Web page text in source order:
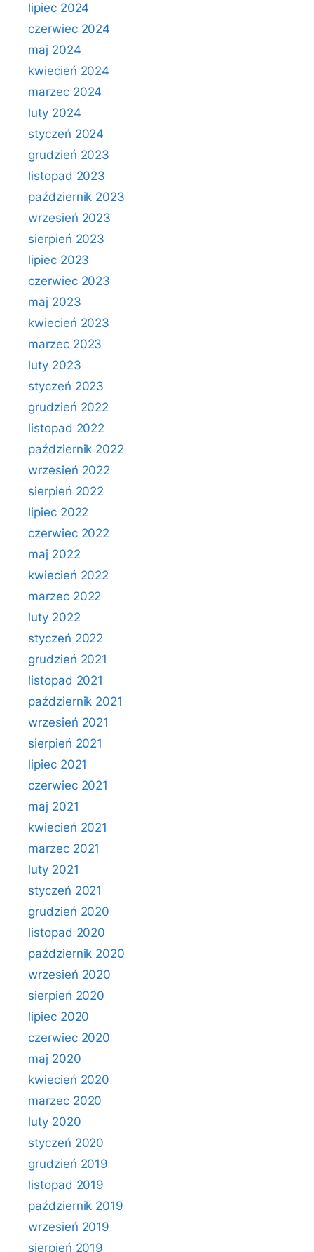
lipiec 2024
czerwiec 2024
maj 2024
kwiecień 2024
marzec 2024
luty 2024
styczeń 2024
grudzień 2023
listopad 2023
październik 2023
wrzesień 2023
sierpień 2023
lipiec 2023
czerwiec 2023
maj 2023
kwiecień 2023
marzec 2023
luty 2023
styczeń 2023
grudzień 2022
listopad 2022
październik 2022
wrzesień 2022
sierpień 2022
lipiec 2022
czerwiec 2022
maj 2022
kwiecień 2022
marzec 2022
luty 2022
styczeń 2022
grudzień 2021
listopad 2021
październik 2021
wrzesień 2021
sierpień 2021
lipiec 2021
czerwiec 2021
maj 2021
kwiecień 2021
marzec 2021
luty 2021
styczeń 2021
grudzień 2020
listopad 2020
październik 2020
wrzesień 2020
sierpień 2020
lipiec 2020
czerwiec 2020
maj 2020
kwiecień 2020
marzec 2020
luty 2020
styczeń 2020
grudzień 2019
listopad 2019
październik 2019
wrzesień 2019
sierpień 2019